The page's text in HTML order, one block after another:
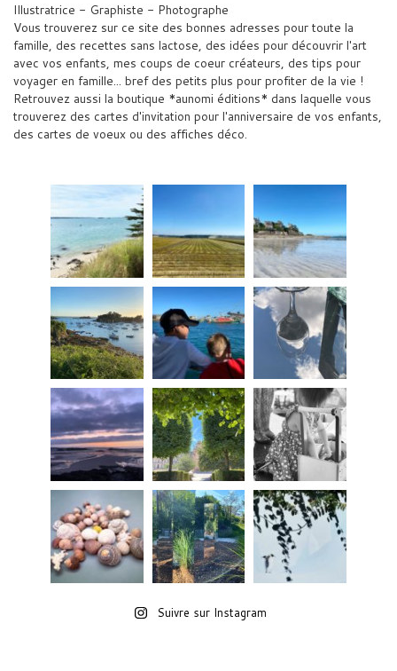
Illustratrice - Graphiste - Photographe
Vous trouverez sur ce site des bonnes adresses pour toute la
famille, des recettes sans lactose, des idées pour découvrir l'art
avec vos enfants, mes coups de coeur créateurs, des tips pour
voyager en famille... bref des petits plus pour profiter de la vie !
Retrouvez aussi la boutique *aunomi éditions* dans laquelle vous
trouverez des cartes d'invitation pour l'anniversaire de vos enfants,
des cartes de voeux ou des affiches déco.
Suivre sur Instagram